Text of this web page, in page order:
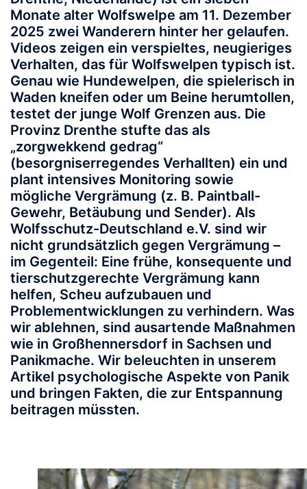
Monate alter Wolfswelpe am 11. Dezember
2025 zwei Wanderern hinter her gelaufen.
Videos zeigen ein verspieltes, neugieriges
Verhalten, das für Wolfswelpen typisch ist.
Genau wie Hundewelpen, die spielerisch in
Waden kneifen oder um Beine herumtollen,
testet der junge Wolf Grenzen aus. Die
Provinz Drenthe stufte das als
„zorgwekkend gedrag“
(besorgniserregendes Verhallten) ein und
plant intensives Monitoring sowie
mögliche Vergrämung (z. B. Paintball-
Gewehr, Betäubung und Sender). Als
Wolfsschutz-Deutschland e.V. sind wir
nicht grundsätzlich gegen Vergrämung –
im Gegenteil: Eine frühe, konsequente und
tierschutzgerechte Vergrämung kann
helfen, Scheu aufzubauen und
Problementwicklungen zu verhindern. Was
wir ablehnen, sind ausartende Maßnahmen
wie in Großhennersdorf in Sachsen und
Panikmache. Wir beleuchten in unserem
Artikel psychologische Aspekte von Panik
und bringen Fakten, die zur Entspannung
beitragen müssten.